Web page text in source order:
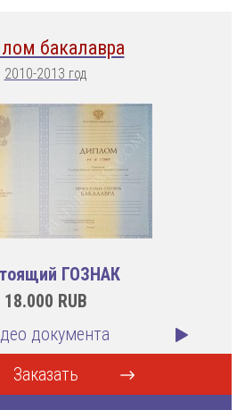
бакалавра
2010-2013 год
ГОЗНАК
18.000 RUB
документа
Заказать